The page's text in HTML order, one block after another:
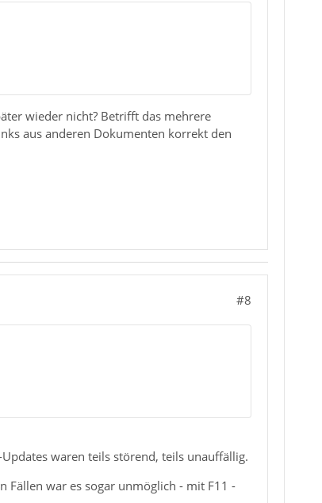
wieder nicht? Betrifft das mehrere
aus anderen Dokumenten korrekt den
#8
waren teils störend, teils unauffällig.
Fällen war es sogar unmöglich - mit F11 -